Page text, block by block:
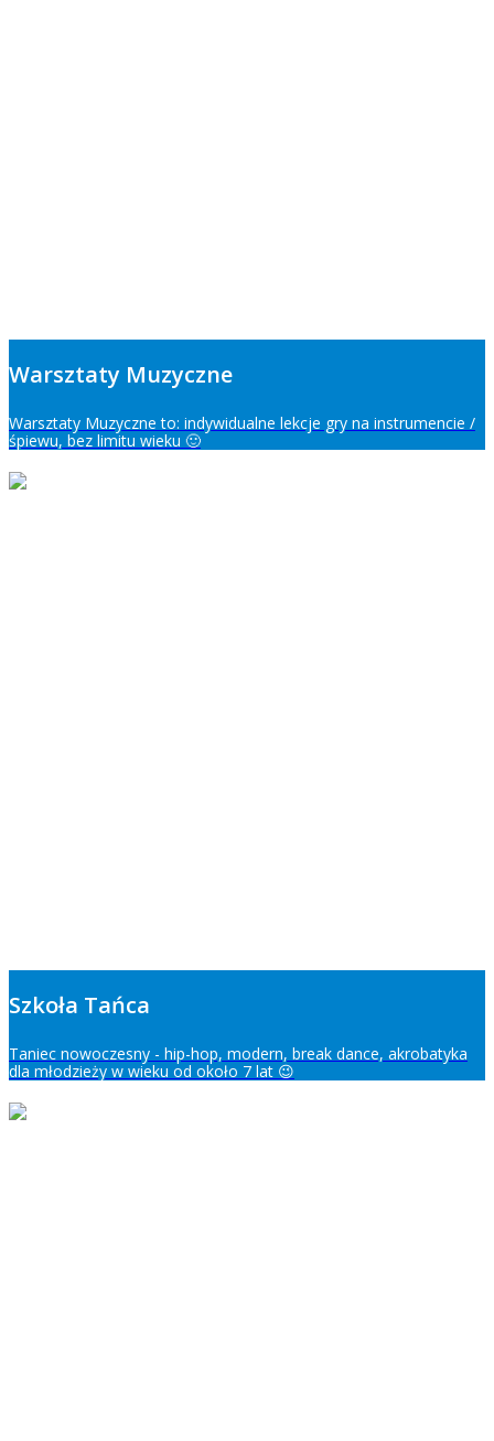
Warsztaty Muzyczne
Warsztaty Muzyczne to: indywidualne lekcje gry na instrumencie /
śpiewu, bez limitu wieku 🙂
Szkoła Tańca
Taniec nowoczesny - hip-hop, modern, break dance, akrobatyka
dla młodzieży w wieku od około 7 lat 😉